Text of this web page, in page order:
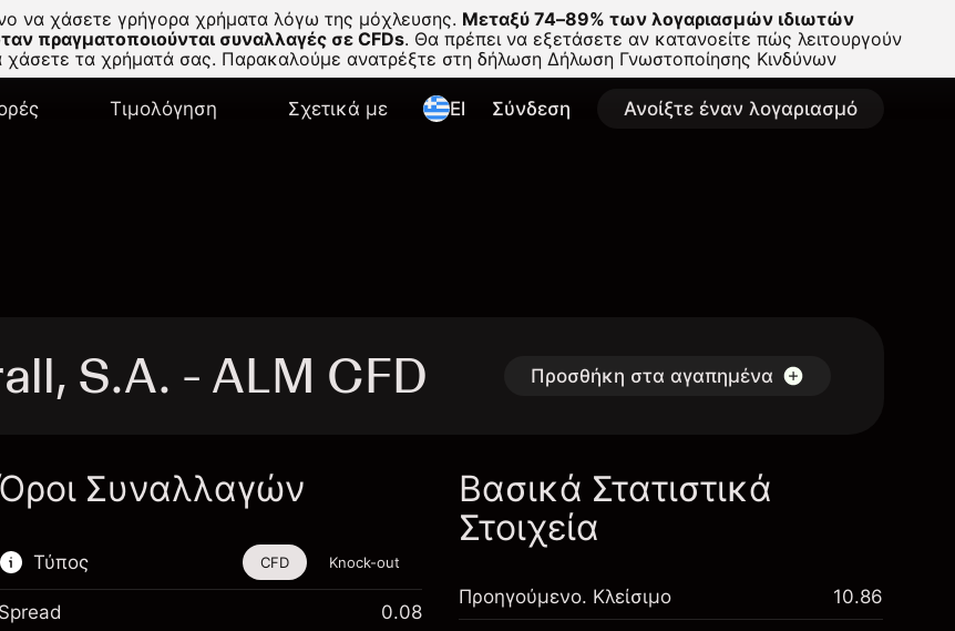
να χάσετε γρήγορα χρήματα λόγω της μόχλευσης. Μεταξύ 74–89% των λογαριασμών ιδιωτών
πραγματοποιούνται συναλλαγές σε CFDs. Θα πρέπει να εξετάσετε αν κατανοείτε πώς λειτουργούν
χάσετε τα χρήματά σας. Παρακαλούμε ανατρέξτε στη δήλωση Δήλωση Γνωστοποίησης Κινδύνων
Τιμολόγηση Σχετικά με El Σύνδεση Ανοίξτε έναν λογαριασμό
S.A. - ALM CFD Προσθήκη στα αγαπημένα
Συναλλαγών
Τύπος CFD Knock-out
Spread 0.08
Βασικά Στατιστικά
Στοιχεία
Προηγούμενο. Κλείσιμο 10.86